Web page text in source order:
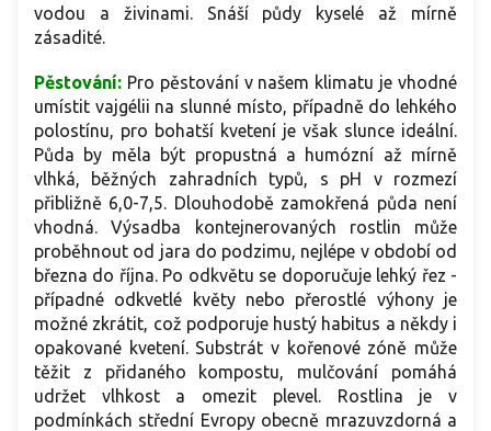
vodou a živinami. Snáší půdy kyselé až mírně
zásadité.
Pěstování: Pro pěstování v našem klimatu je vhodné
umístit vajgélii na slunné místo, případně do lehkého
polostínu, pro bohatší kvetení je však slunce ideální.
Půda by měla být propustná a humózní až mírně
vlhká, běžných zahradních typů, s pH v rozmezí
přibližně 6,0-7,5. Dlouhodobě zamokřená půda není
vhodná. Výsadba kontejnerovaných rostlin může
proběhnout od jara do podzimu, nejlépe v období od
března do října. Po odkvětu se doporučuje lehký řez -
případné odkvetlé květy nebo přerostlé výhony je
možné zkrátit, což podporuje hustý habitus a někdy i
opakované kvetení. Substrát v kořenové zóně může
těžit z přidaného kompostu, mulčování pomáhá
udržet vlhkost a omezit plevel. Rostlina je v
podmínkách střední Evropy obecně mrazuvzdorná a